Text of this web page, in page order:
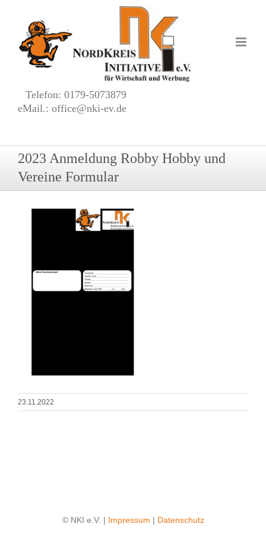
springen
Telefon: 0179-5073879
eMail.: office@nki-ev.de
2023 Anmeldung Robby Hobby und
Vereine Formular
23.11.2022
© NKI e.V. | Impressum | Datenschutz